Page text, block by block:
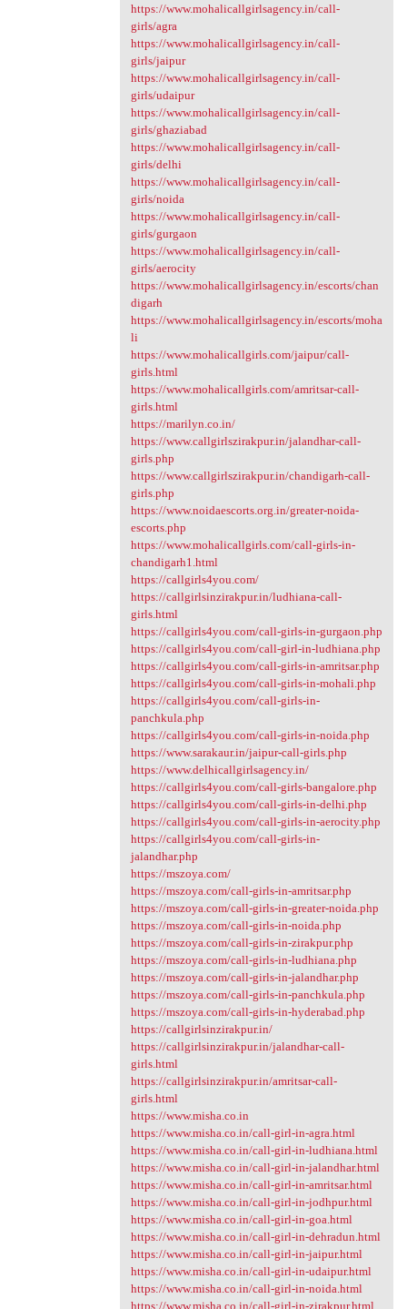
https://www.mohalicallgirlsagency.in/call-
girls/agra
https://www.mohalicallgirlsagency.in/call-
girls/jaipur
https://www.mohalicallgirlsagency.in/call-
girls/udaipur
https://www.mohalicallgirlsagency.in/call-
girls/ghaziabad
https://www.mohalicallgirlsagency.in/call-
girls/delhi
https://www.mohalicallgirlsagency.in/call-
girls/noida
https://www.mohalicallgirlsagency.in/call-
girls/gurgaon
https://www.mohalicallgirlsagency.in/call-
girls/aerocity
https://www.mohalicallgirlsagency.in/escorts/chan
digarh
https://www.mohalicallgirlsagency.in/escorts/moha
li
https://www.mohalicallgirls.com/jaipur/call-
girls.html
https://www.mohalicallgirls.com/amritsar-call-
girls.html
https://marilyn.co.in/
https://www.callgirlszirakpur.in/jalandhar-call-
girls.php
https://www.callgirlszirakpur.in/chandigarh-call-
girls.php
https://www.noidaescorts.org.in/greater-noida-
escorts.php
https://www.mohalicallgirls.com/call-girls-in-
chandigarh1.html
https://callgirls4you.com/
https://callgirlsinzirakpur.in/ludhiana-call-
girls.html
https://callgirls4you.com/call-girls-in-gurgaon.php
https://callgirls4you.com/call-girl-in-ludhiana.php
https://callgirls4you.com/call-girls-in-amritsar.php
https://callgirls4you.com/call-girls-in-mohali.php
https://callgirls4you.com/call-girls-in-
panchkula.php
https://callgirls4you.com/call-girls-in-noida.php
https://www.sarakaur.in/jaipur-call-girls.php
https://www.delhicallgirlsagency.in/
https://callgirls4you.com/call-girls-bangalore.php
https://callgirls4you.com/call-girls-in-delhi.php
https://callgirls4you.com/call-girls-in-aerocity.php
https://callgirls4you.com/call-girls-in-
jalandhar.php
https://mszoya.com/
https://mszoya.com/call-girls-in-amritsar.php
https://mszoya.com/call-girls-in-greater-noida.php
https://mszoya.com/call-girls-in-noida.php
https://mszoya.com/call-girls-in-zirakpur.php
https://mszoya.com/call-girls-in-ludhiana.php
https://mszoya.com/call-girls-in-jalandhar.php
https://mszoya.com/call-girls-in-panchkula.php
https://mszoya.com/call-girls-in-hyderabad.php
https://callgirlsinzirakpur.in/
https://callgirlsinzirakpur.in/jalandhar-call-
girls.html
https://callgirlsinzirakpur.in/amritsar-call-
girls.html
https://www.misha.co.in
https://www.misha.co.in/call-girl-in-agra.html
https://www.misha.co.in/call-girl-in-ludhiana.html
https://www.misha.co.in/call-girl-in-jalandhar.html
https://www.misha.co.in/call-girl-in-amritsar.html
https://www.misha.co.in/call-girl-in-jodhpur.html
https://www.misha.co.in/call-girl-in-goa.html
https://www.misha.co.in/call-girl-in-dehradun.html
https://www.misha.co.in/call-girl-in-jaipur.html
https://www.misha.co.in/call-girl-in-udaipur.html
https://www.misha.co.in/call-girl-in-noida.html
https://www.misha.co.in/call-girl-in-zirakpur.html